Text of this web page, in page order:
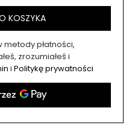
KOSZYKA
metody płatności,
zrozumiałeś i
i Politykę prywatności